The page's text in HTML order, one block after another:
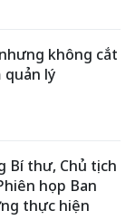
không cắt
quản lý
Bí thư, Chủ tịch
họp Ban
thực hiện